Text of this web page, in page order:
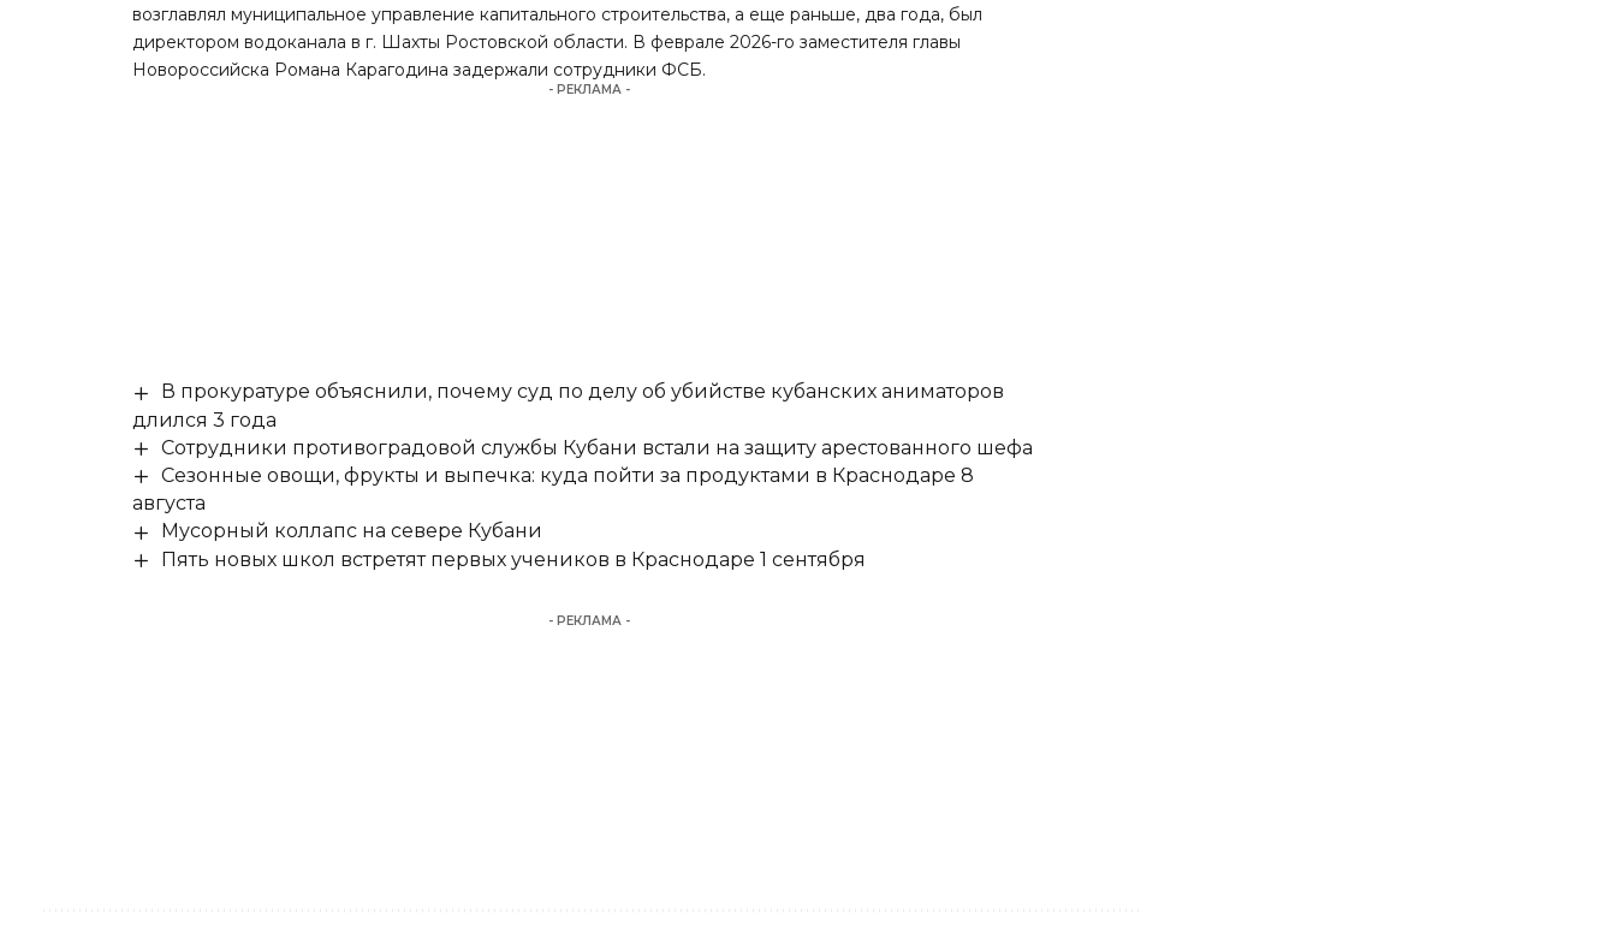
возглавлял муниципальное управление капитального строительства, а еще раньше, два года, был
директором водоканала в г. Шахты Ростовской области. В феврале 2026-го заместителя главы
Новороссийска Романа Карагодиназадержали сотрудники ФСБ.
- РЕКЛАМА -
В прокуратуре объяснили, почему суд по делу об убийстве кубанских аниматоров
длился 3 года
Сотрудники противоградовой службы Кубани встали на защиту арестованного шефа
Сезонные овощи, фрукты и выпечка: куда пойти за продуктами в Краснодаре 8
августа
Мусорный коллапс на севере Кубани
Пять новых школ встретят первых учеников в Краснодаре 1 сентября
- РЕКЛАМА -